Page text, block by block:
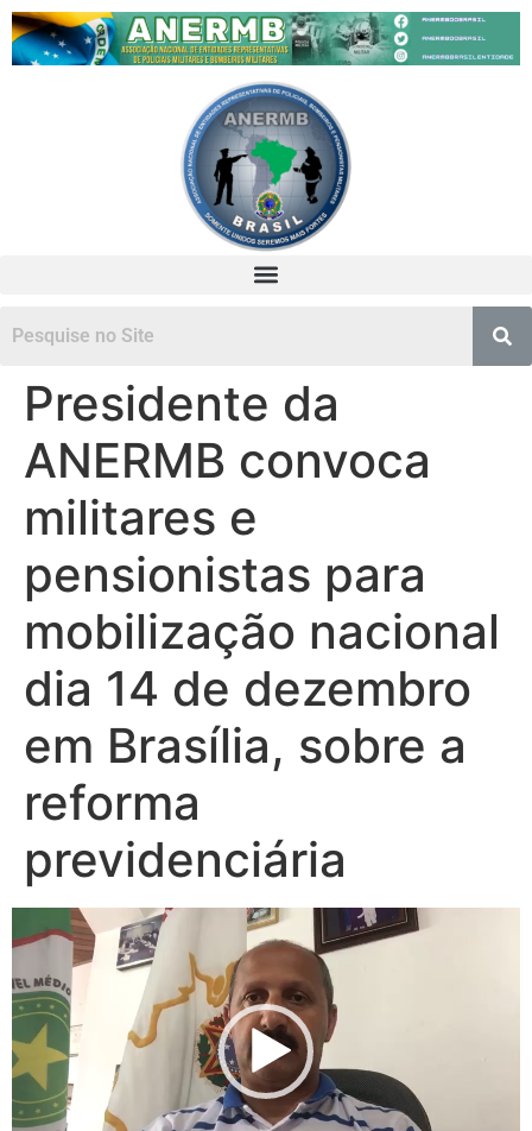
Presidente da
ANERMB convoca
militares e
pensionistas para
mobilização nacional
dia 14 de dezembro
em Brasília, sobre a
reforma
previdenciária
Tocador
de
vídeo